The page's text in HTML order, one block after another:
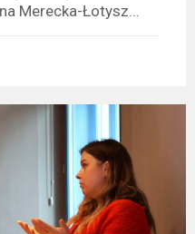
Merecka-Łotysz...